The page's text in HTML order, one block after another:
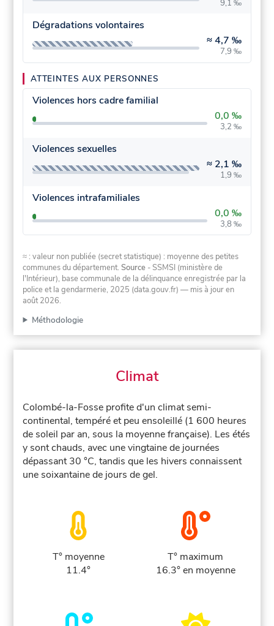
9,1 ‰
Dégradations volontaires
≈4,7 ‰
7,9 ‰
ATTEINTES AUX PERSONNES
Violences hors cadre familial
0,0 ‰
3,2 ‰
Violences sexuelles
≈ 2,1 ‰
1,9 ‰
Violences intrafamiliales
0,0 ‰
3,8 ‰
≈ : valeur non publiée (secret statistique) : moyenne des petites
communes du département.Source - SSMSI (ministère de
l'Intérieur), base communale de la délinquance enregistrée par la
police et la gendarmerie, 2025 (data.gouv.fr) — mis à jour en
août 2026.
Méthodologie
Climat
Colombé-la-Fosse profite d'un climat semi-
continental, tempéré et peu ensoleillé (1 600 heures
de soleil par an, sous la moyenne française). Les étés
y sont chauds, avec une vingtaine de journées
dépassant 30 °C, tandis que les hivers connaissent
une soixantaine de jours de gel.
T° moyenne
11.4°
T° maximum
16.3° en moyenne